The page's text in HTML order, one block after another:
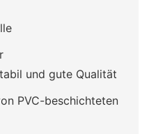
und gute Qualität
PVC-beschichteten